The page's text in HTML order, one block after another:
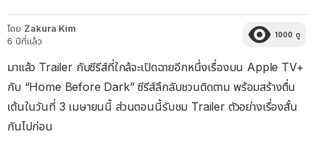
โดย Zakura Kim
6 ปีที่แล้ว
1000 ดู
มาแล้ว Trailer กับซีรีส์ที่ใกล้จะเปิดฉายอีกหนึ่งเรื่องบน Apple TV+
กับ “Home Before Dark” ซีรีส์ลึกลับชวนติดตาม พร้อมสร้างตื่น
เต้นในวันที่ 3 เมษายนนี้ ส่วนตอนนี้รับชม Trailer ตัวอย่างเรื่องสั้น
กันไปก่อน